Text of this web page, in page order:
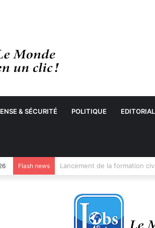
& SÉCURITÉ POLITIQUE EDITORIAL
Flash news